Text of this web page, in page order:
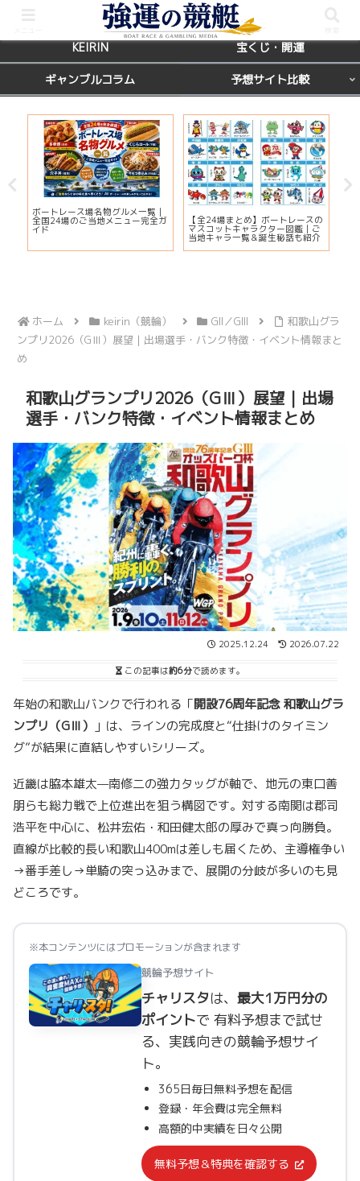
BOATRACE レース場ガイド
KEIRIN 宝くじ・開運
ギャンブルコラム 予想サイト比較
ボートレース場名物グルメ一覧｜
全国24場のご当地メニュー完全ガ
イド
【全24場まとめ】ボートレースの
マスコットキャラクター図鑑｜ご
当地キャラ一覧＆誕生秘話も紹介
ホーム keirin（競輪） GII／GIII
和歌山グラ
ンプリ2026（GⅢ）展望｜出場選手・バンク特徴・イベント情報まと
め
和歌山グランプリ2026（GⅢ）展望｜出場
選手・バンク特徴・イベント情報まとめ
2025.12.24 2026.07.22
この記事は約6分で読めます。
年始の和歌山バンクで行われる「開設76周年記念 和歌山グラ
ンプリ（GⅢ）
」は、ラインの完成度と“仕掛けのタイミン
グ”が結果に直結しやすいシリーズ。
近畿は脇本雄太—南修二の強力タッグが軸で、地元の東口善
朋らも総力戦で上位進出を狙う構図です。対する南関は郡司
浩平を中心に、松井宏佑・和田健太郎の厚みで真っ向勝負。
直線が比較的長い和歌山400mは差しも届くため、主導権争い
→番手差し→単騎の突っ込みまで、展開の分岐が多いのも見
どころです。
※本コンテンツにはプロモーションが含まれます
競輪予想サイト
チャリスタは、 最大1万円分の
ポイントで 有料予想まで試せ
る、実践向きの競輪予想サイ
ト。
365日毎日無料予想を配信
登録・年会費は完全無料
高額的中実績を日々公開
無料予想＆特典を確認する